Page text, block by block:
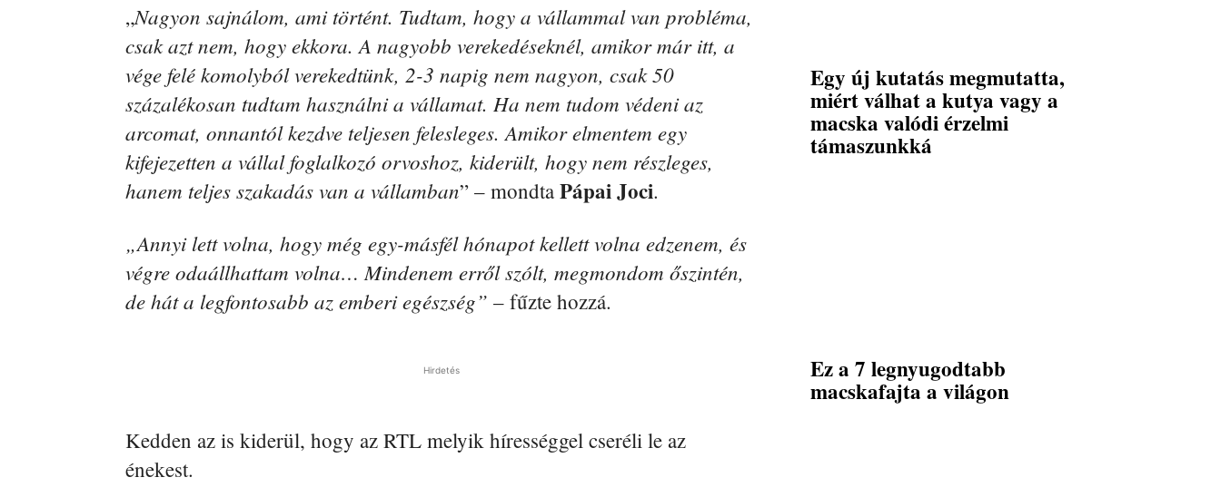
„Nagyon sajnálom, ami történt. Tudtam, hogy a vállammal van probléma,
csak azt nem, hogy ekkora. A nagyobb verekedéseknél, amikor már itt, a
vége felé komolyból verekedtünk, 2-3 napig nem nagyon, csak 50
százalékosan tudtam használni a vállamat. Ha nem tudom védeni az
arcomat, onnantól kezdve teljesen felesleges. Amikor elmentem egy
kifejezetten a vállal foglalkozó orvoshoz, kiderült, hogy nem részleges,
hanem teljes szakadás van a vállamban” – mondta Pápai Joci.
„Annyi lett volna, hogy még egy-másfél hónapot kellett volna edzenem, és
végre odaállhattam volna… Mindenem erről szólt, megmondom őszintén,
de hát a legfontosabb az emberi egészség” – fűzte hozzá.
Hirdetés
Kedden az is kiderül, hogy az RTL melyik hírességgel cseréli le az
énekest.
Egy új kutatás megmutatta,
miért válhat a kutya vagy a
macska valódi érzelmi
támaszunkká
Ez a 7 legnyugodtabb
macskafajta a világon